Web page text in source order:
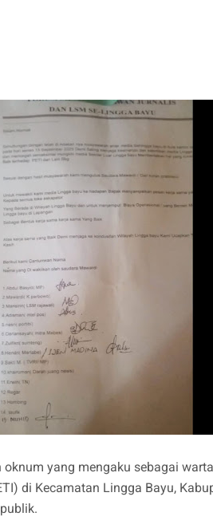
yang mengaku sebagai
di Kecamatan Lingga Bayu,